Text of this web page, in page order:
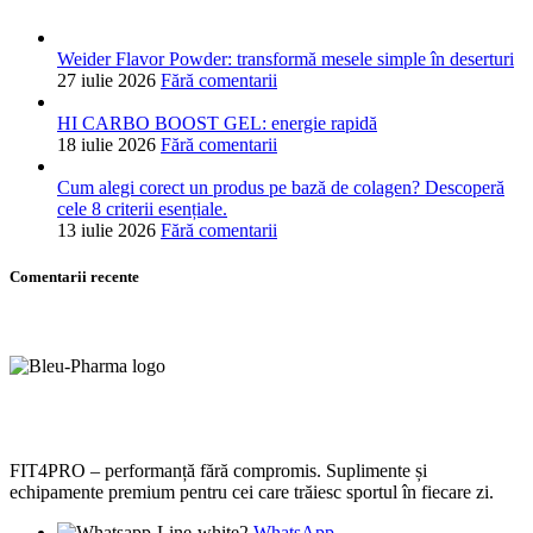
Weider Flavor Powder: transformă mesele simple în deserturi
27 iulie 2026 Fără comentarii
HI CARBO BOOST GEL: energie rapidă
18 iulie 2026 Fără comentarii
Cum alegi corect un produs pe bază de colagen? Descoperă
cele 8 criterii esențiale.
13 iulie 2026 Fără comentarii
Comentarii recente
FIT4PRO – performanță fără compromis. Suplimente și
echipamente premium pentru cei care trăiesc sportul în fiecare zi.